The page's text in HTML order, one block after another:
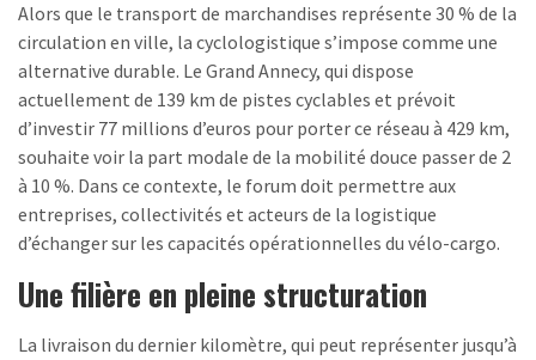
Alors que le transport de marchandises représente 30 % de la
circulation en ville, la cyclologistique s’impose comme une
alternative durable. Le Grand Annecy, qui dispose
actuellement de 139 km de pistes cyclables et prévoit
d’investir 77 millions d’euros pour porter ce réseau à 429 km,
souhaite voir la part modale de la mobilité douce passer de 2
à 10 %. Dans ce contexte, le forum doit permettre aux
entreprises, collectivités et acteurs de la logistique
d’échanger sur les capacités opérationnelles du vélo-cargo.
Une filière en pleine structuration
La livraison du dernier kilomètre, qui peut représenter jusqu’à